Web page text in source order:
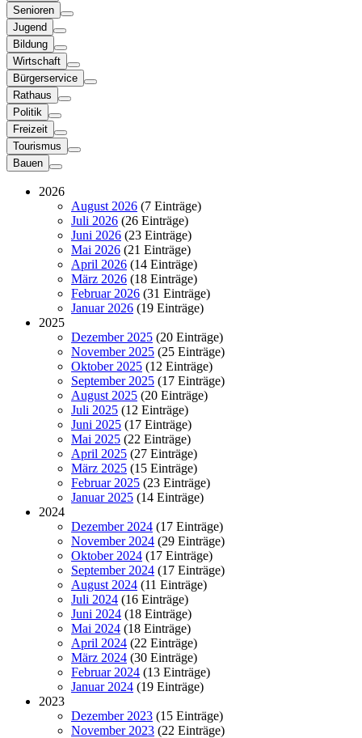
Senioren
Jugend
Bildung
Wirtschaft
Bürgerservice
Rathaus
Politik
Freizeit
Tourismus
Bauen
2026
August 2026 (7 Einträge)
Juli 2026 (26 Einträge)
Juni 2026 (23 Einträge)
Mai 2026 (21 Einträge)
April 2026 (14 Einträge)
März 2026 (18 Einträge)
Februar 2026 (31 Einträge)
Januar 2026 (19 Einträge)
2025
Dezember 2025 (20 Einträge)
November 2025 (25 Einträge)
Oktober 2025 (12 Einträge)
September 2025 (17 Einträge)
August 2025 (20 Einträge)
Juli 2025 (12 Einträge)
Juni 2025 (17 Einträge)
Mai 2025 (22 Einträge)
April 2025 (27 Einträge)
März 2025 (15 Einträge)
Februar 2025 (23 Einträge)
Januar 2025 (14 Einträge)
2024
Dezember 2024 (17 Einträge)
November 2024 (29 Einträge)
Oktober 2024 (17 Einträge)
September 2024 (17 Einträge)
August 2024 (11 Einträge)
Juli 2024 (16 Einträge)
Juni 2024 (18 Einträge)
Mai 2024 (18 Einträge)
April 2024 (22 Einträge)
März 2024 (30 Einträge)
Februar 2024 (13 Einträge)
Januar 2024 (19 Einträge)
2023
Dezember 2023 (15 Einträge)
November 2023 (22 Einträge)